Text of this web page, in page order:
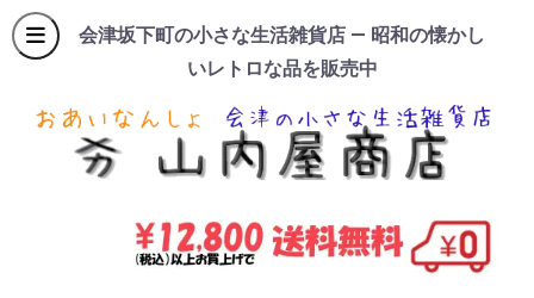
会津坂下町の小さな生活雑貨店 — 昭和の懐かし
いレトロな品を販売中